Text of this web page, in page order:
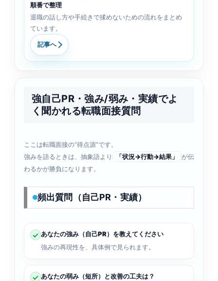
順番で整理
退職の話し方や手続きで揉めないための流れをまとめ
ています。
記事へ
強自己PR・強み/弱み・実績でよ
く聞かれる転職面接質問
ここは転職面接の“得点源”です。
強みを語るときは、抽象語より
「状況→行動→結果」
が伝
わるかが勝負になります。
頻出質問（自己PR・実績）
あなたの強み（自己PR）を教えてください
強みの再現性を、具体例で見られます。
あなたの弱み（短所）と改善の工夫は？